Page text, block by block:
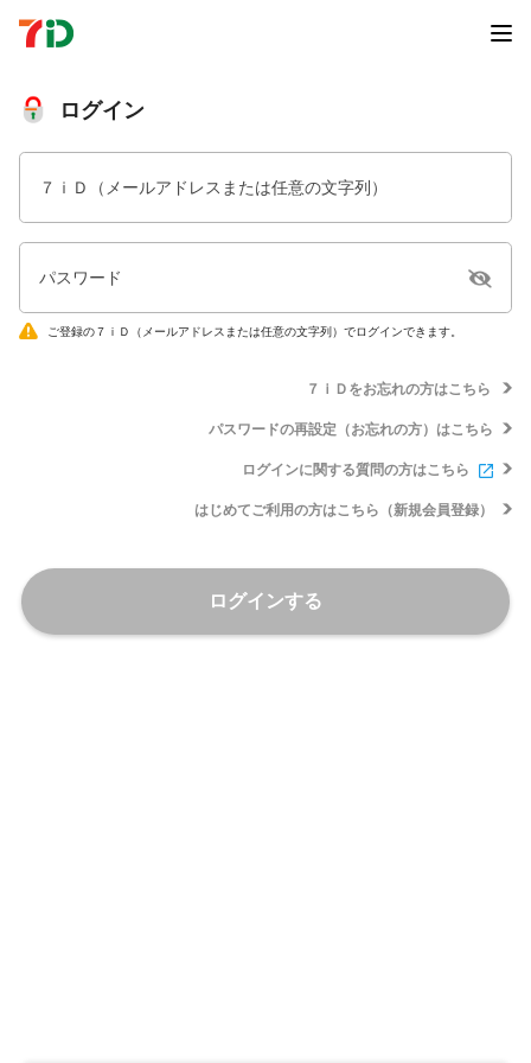
ログイン
７ｉＤ（メールアドレスまたは任意の文字列）
パスワード
ご登録の７ｉＤ（メールアドレスまたは任意の文字列）でログインできます。
７ｉＤをお忘れの方はこちら
パスワードの再設定（お忘れの方）はこちら
ログインに関する質問の方はこちら
はじめてご利用の方はこちら（新規会員登録）
ログインする